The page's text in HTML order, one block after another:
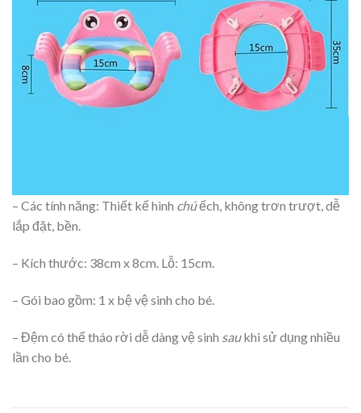
– Các tính năng: Thiết kế hình chúếch, không trơn trượt, dễ
lắp đặt, bền.
– Kích thước: 38cm x 8cm. Lỗ: 15cm.
– Gói bao gồm: 1 x bệ vệ sinh cho bé.
– Đệm có thể tháo rời dễ dàng vệ sinh saukhi sử dụng nhiều
lần cho bé.